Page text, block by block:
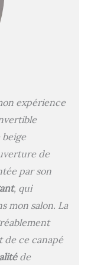
expérience
de
par son
, qui
mon salon. La
de ce canapé
de